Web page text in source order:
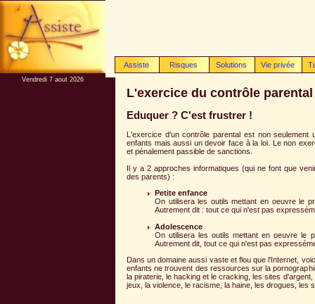
Assiste Risques Solutions Vie privée
Vendredi 7 aout 2026
L'exercice du contrôle parental
Eduquer ? C'est frustrer !
L'exercice d'un contrôle parental est non
enfants mais aussi un devoir face à la loi. Le non
et pénalement passible de sanctions.
Il y a 2 approches informatiques (qui ne font que
des parents) :
Petite enfance
On utilisera les outils mettant en oeuvre le
Autrement dit : tout ce qui n'est pas
Adolescence
On utilisera les outils mettant en oeuvre le
Autrement dit, tout ce qui n'est pas
Dans un domaine aussi vaste et flou que l'Internet,
enfants ne trouvent des ressources sur la
la piraterie, le hacking et le cracking, les sites
jeux, la violence, le racisme, la haine, les drogues,